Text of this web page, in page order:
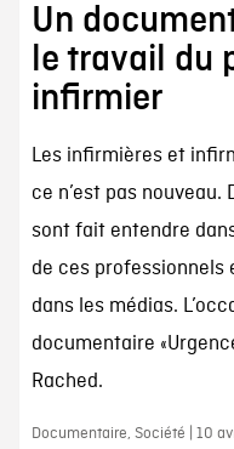
Un
le travail du
infirmier
Les infirmières et
ce n’est pas
sont fait entendre
de ces
dans les médias.
documentaire
Rached.
Documentaire, Société | 10